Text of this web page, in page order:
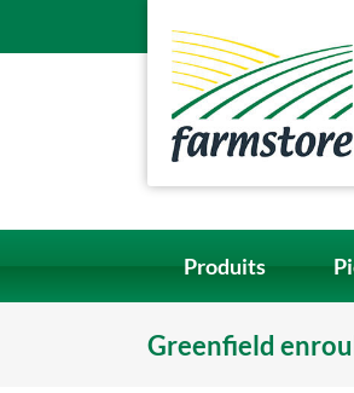
Produits
Greenfield